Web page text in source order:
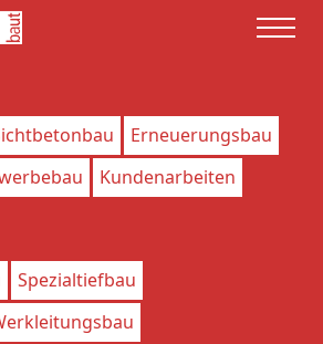
Erneuerungsbau
Kundenarbeiten
Spezialtiefbau